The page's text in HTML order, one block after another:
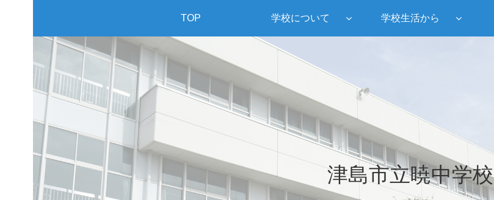
津島市立暁中学校
TOP 学校について 学校生活から